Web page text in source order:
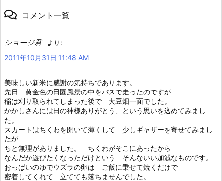
コメント一覧
ショージ君
より:
2011年10月31日 11:48 AM
美味しい新米に感謝の気持ちであります。
先日 黄金色の田園風景の中をバスで走ったのですが
稲は刈り取られてしまった後で 大豆畑一面でした。
かかしさんには田の神様ありがとう、という思いを込めてみまし
た。
スカートはちくわを開いて薄くして 少しギャザーを寄せてみまし
たが
ちと無理がありました。 ちくわがそこにあったから
なんだか遊びたくなっただけという そんないい加減なものです。
おっぱいのゆでウズラの卵は ご飯に乗せて焼くだけで
密着してくれて 立てても落ちませんでした。